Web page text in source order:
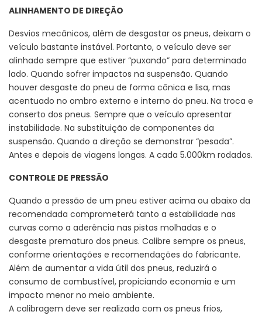
ALINHAMENTO DE DIREÇÃO
Desvios mecânicos, além de desgastar os pneus, deixam o
veículo bastante instável. Portanto, o veículo deve ser
alinhado sempre que estiver “puxando” para determinado
lado. Quando sofrer impactos na suspensão. Quando
houver desgaste do pneu de forma cônica e lisa, mas
acentuado no ombro externo e interno do pneu. Na troca e
conserto dos pneus. Sempre que o veículo apresentar
instabilidade. Na substituição de componentes da
suspensão. Quando a direção se demonstrar “pesada”.
Antes e depois de viagens longas. A cada 5.000km rodados.
CONTROLE DE PRESSÃO
Quando a pressão de um pneu estiver acima ou abaixo da
recomendada comprometerá tanto a estabilidade nas
curvas como a aderência nas pistas molhadas e o
desgaste prematuro dos pneus. Calibre sempre os pneus,
conforme orientações e recomendações do fabricante.
Além de aumentar a vida útil dos pneus, reduzirá o
consumo de combustível, propiciando economia e um
impacto menor no meio ambiente.
A calibragem deve ser realizada com os pneus frios,